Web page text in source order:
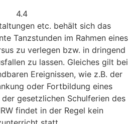
4.4
etc. behält sich das
Tanzstunden im Rahmen eines
zu verlegen bzw. in dringend
zu lassen. Gleiches gilt bei
Ereignissen, wie z.B. der
oder Fortbildung eines
der gesetzlichen Schulferien des
findet in der Regel kein